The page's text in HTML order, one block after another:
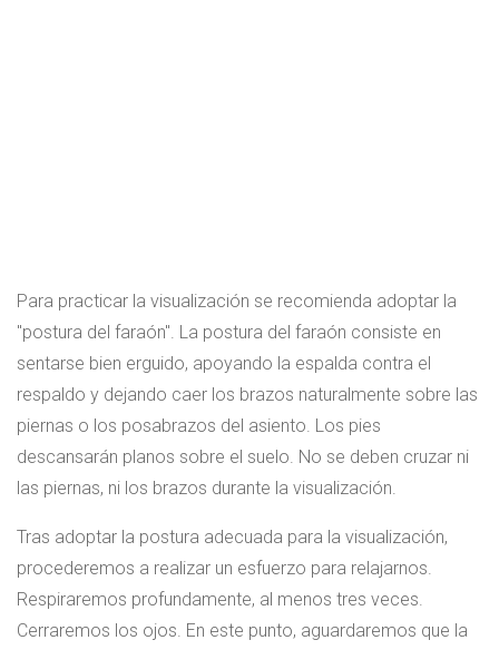
Para practicar la visualización se recomienda adoptar la
"postura del faraón". La postura del faraón consiste en
sentarse bien erguido, apoyando la espalda contra el
respaldo y dejando caer los brazos naturalmente sobre las
piernas o los posabrazos del asiento. Los pies
descansarán planos sobre el suelo. No se deben cruzar ni
las piernas, ni los brazos durante la visualización.
Tras adoptar la postura adecuada para la visualización,
procederemos a realizar un esfuerzo para relajarnos.
Respiraremos profundamente, al menos tres veces.
Cerraremos los ojos. En este punto, aguardaremos que la